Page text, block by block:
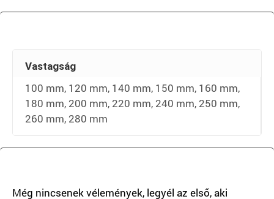
Vastagság
100 mm, 120 mm, 140 mm, 150 mm, 160 mm,
180 mm, 200 mm, 220 mm, 240 mm, 250 mm,
260 mm, 280 mm